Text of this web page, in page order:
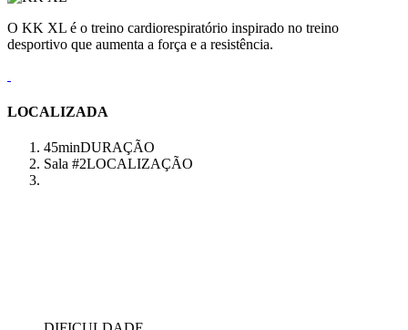
O KK XL é o treino cardiorespiratório inspirado no treino
desportivo que aumenta a força e a resistência.
LOCALIZADA
45minDURAÇÃO
Sala #2LOCALIZAÇÃO